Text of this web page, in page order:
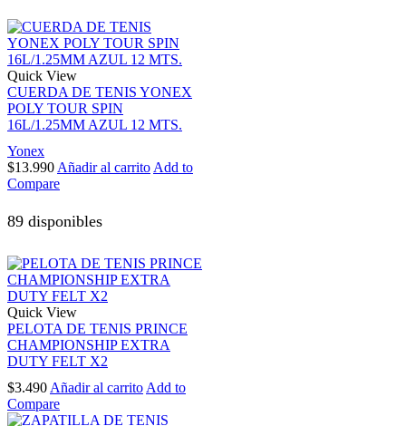
Quick View
CUERDA DE TENIS YONEX
POLY TOUR SPIN
16L/1.25MM AZUL 12 MTS.
Yonex
$13.990 Añadir al carrito Add to
Compare
89 disponibles
Quick View
PELOTA DE TENIS PRINCE
CHAMPIONSHIP EXTRA
DUTY FELT X2
$3.490 Añadir al carrito Add to
Compare